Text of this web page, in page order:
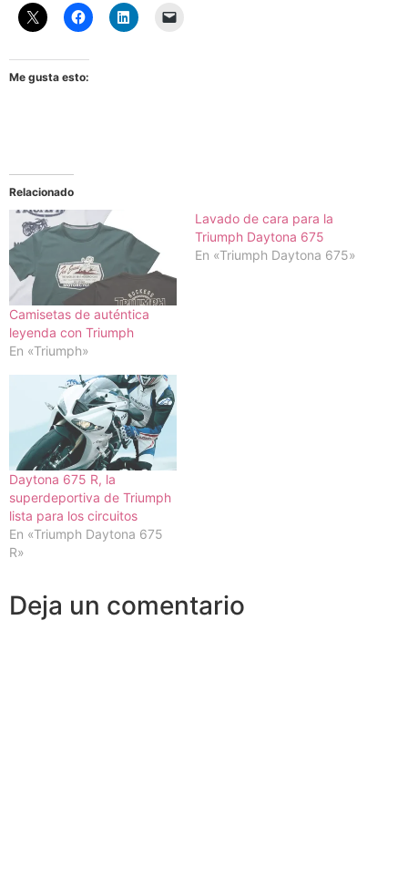
Me gusta esto:
Relacionado
Camisetas de auténtica
leyenda con Triumph
En «Triumph»
Lavado de cara para la
Triumph Daytona 675
En «Triumph Daytona 675»
Daytona 675 R, la
superdeportiva de Triumph
lista para los circuitos
En «Triumph Daytona 675
R»
Deja un comentario